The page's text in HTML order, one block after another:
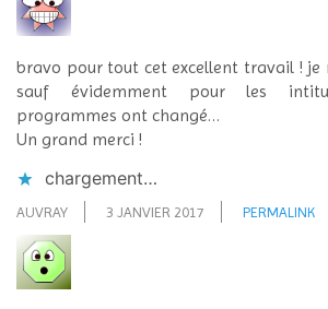
bravo pour tout cet excellent travail ! je
sauf évidemment pour les
programmes ont changé…
Un grand merci !
chargement…
AUVRAY 3 JANVIER 2017 PERMALINK